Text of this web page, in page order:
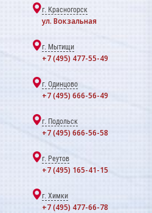
г. Красногорск
ул. Вокзальная
г. Мытищи
+7 (495) 477-55-49
г. Одинцово
+7 (495) 666-56-49
г. Подольск
+7 (495) 666-56-58
г. Реутов
+7 (495) 165-41-15
г. Химки
+7 (495) 477-66-78